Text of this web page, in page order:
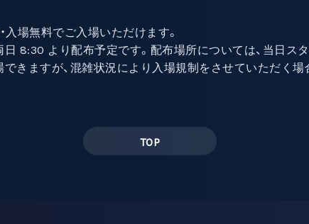
場無料でご入場いただけます。
8:30 より配布予定です。配布場所については、当日ス
きますが、混雑状況により入場規制をさせていただく場
TOP